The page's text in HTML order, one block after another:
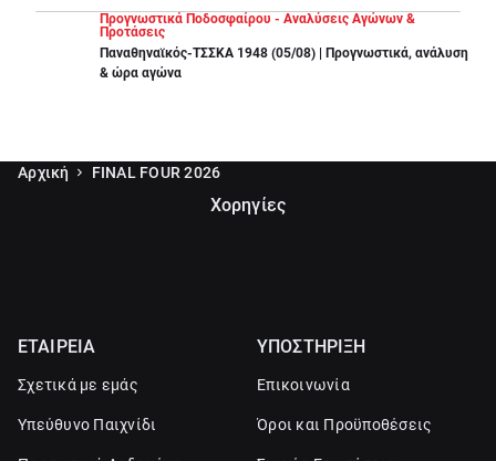
Προγνωστικά Ποδοσφαίρου - Αναλύσεις Αγώνων &
Προτάσεις
Παναθηναϊκός-ΤΣΣΚΑ 1948 (05/08) | Προγνωστικά, ανάλυση
& ώρα αγώνα
Αρχική FINAL FOUR 2026
Χορηγίες
ΕΤΑΙΡΕΙΑ
Σχετικά με εμάς
Υπεύθυνο Παιχνίδι
ΥΠΟΣΤΗΡΙΞΗ
Επικοινωνία
Όροι και Προϋποθέσεις